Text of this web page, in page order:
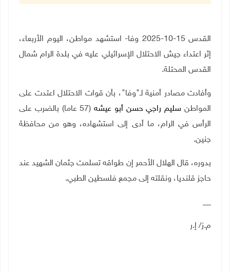
القدس 15-10-2025 وفا- استشهد مواطن، اليوم الأربعاء،
إثر اعتداء جيش الاحتلال الإسرائيلي عليه في بلدة الرام شمال
القدس المحتلة.
وأفادت مصادر أمنية لـ"وفا"، بأن قوات الاحتلال اعتدت على
المواطن سليم راجي حسن أبو عيشه
(57 عاما) بالضرب على
الرأس في الرام، ما أدى إلى استشهاده، وهو من محافظة
جنين.
بدوره، قال الهلال الأحمر إن طواقه تسلمت جثمان الشهيد عند
حاجز قلنديا، ونقلته إلى مجمع فلسطين الطبي.
__
م.ز/ إ.ر